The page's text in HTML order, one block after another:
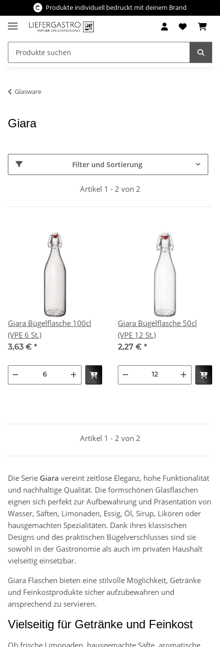
Produkte individuell bedruckt mit deinem Brand
Glasware
Giara
Filter und Sortierung
Artikel 1 - 2 von 2
Giara Bügelflasche 100cl
(VPE 6 St.)
3,63 € *
Giara Bügelflasche 50cl
(VPE 12 St.)
2,27 € *
Artikel 1 - 2 von 2
Die Serie Giara vereint zeitlose Eleganz, hohe Funktionalität
und nachhaltige Qualität. Die formschönen Glasflaschen
eignen sich perfekt zur Aufbewahrung und Präsentation von
Wasser, Säften, Limonaden, Essig, Öl, Sirup, Likören oder
hausgemachten Spezialitäten. Dank ihres klassischen
Designs und des praktischen Bügelverschlusses sind sie
sowohl in der Gastronomie als auch im privaten Haushalt
vielseitig einsetzbar.
Giara Flaschen bieten eine stilvolle Möglichkeit, Getränke
und Feinkostprodukte sicher aufzubewahren und
ansprechend zu servieren.
Vielseitig für Getränke und Feinkost
Ob frische Limonaden, hausgemachte Säfte, aromatische